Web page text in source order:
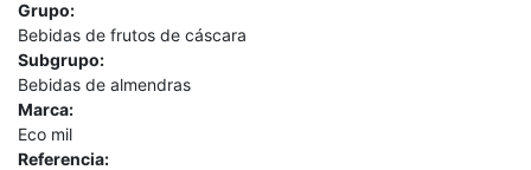
Grupo:
Bebidas de frutos de cáscara
Subgrupo:
Bebidas de almendras
Marca:
Eco mil
Referencia: